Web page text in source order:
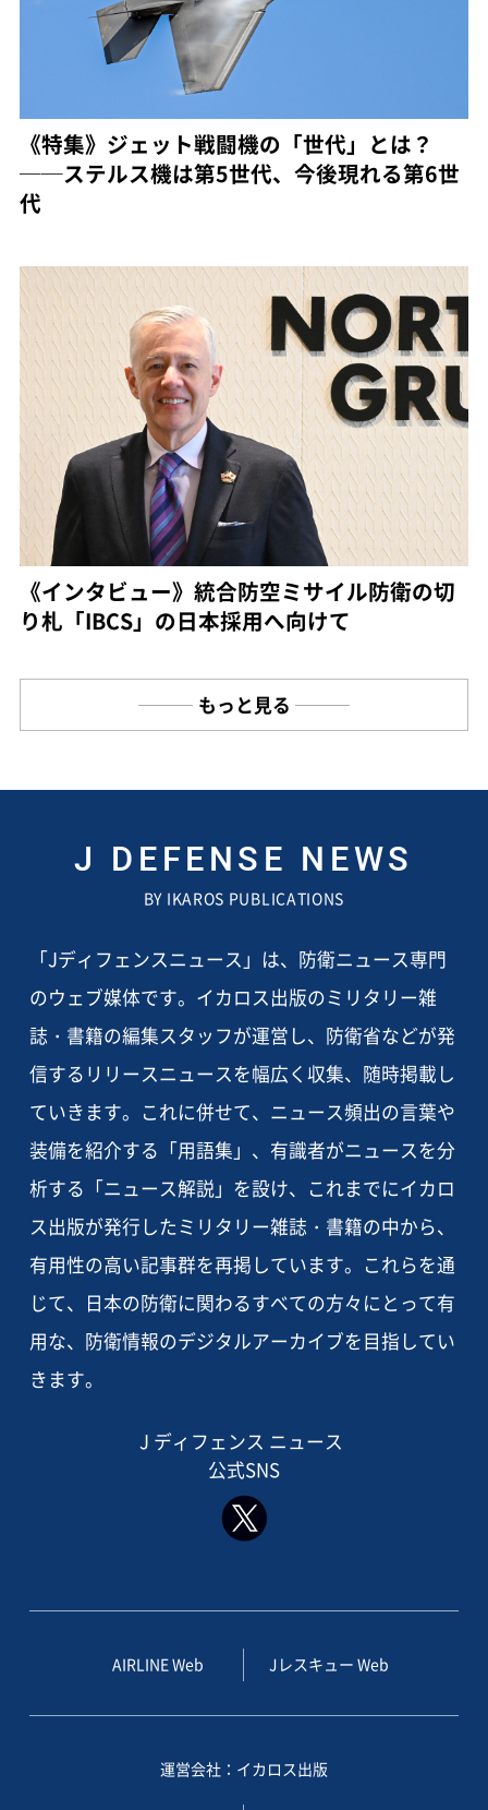
《特集》ジェット戦闘機の「世代」とは？
──ステルス機は第5世代、今後現れる第6世
代
《インタビュー》統合防空ミサイル防衛の切
り札「IBCS」の日本採用へ向けて
もっと見る
J DEFENSE NEWS
BY IKAROS PUBLICATIONS
「Jディフェンスニュース」は、防衛ニュース専門
のウェブ媒体です。イカロス出版のミリタリー雑
誌・書籍の編集スタッフが運営し、防衛省などが発
信するリリースニュースを幅広く収集、随時掲載し
ていきます。これに併せて、ニュース頻出の言葉や
装備を紹介する「用語集」、有識者がニュースを分
析する「ニュース解説」を設け、これまでにイカロ
ス出版が発行したミリタリー雑誌・書籍の中から、
有用性の高い記事群を再掲しています。これらを通
じて、日本の防衛に関わるすべての方々にとって有
用な、防衛情報のデジタルアーカイブを目指してい
きます。
J ディフェンス ニュース
公式SNS
AIRLINE Web Jレスキュー Web
運営会社：イカロス出版